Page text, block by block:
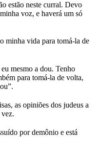
estão neste curral. Devo
voz, e haverá um só
minha vida para tomá-la de
mesmo a dou. Tenho
para tomá-la de volta,
as opiniões dos judeus a
por demônio e está